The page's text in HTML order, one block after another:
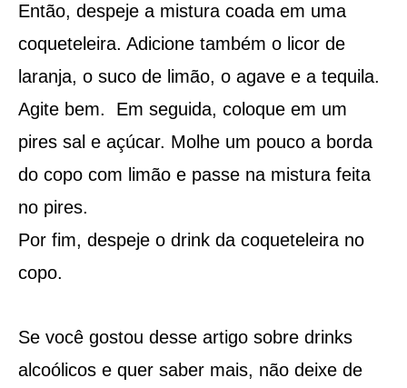
Então, despeje a mistura coada em uma
coqueteleira. Adicione também o licor de
laranja, o suco de limão, o agave e a tequila.
Agite bem. Em seguida, coloque em um
pires sal e açúcar. Molhe um pouco a borda
do copo com limão e passe na mistura feita
no pires.
Por fim, despeje o drink da coqueteleira no
copo.
Se você gostou desse artigo sobre drinks
alcoólicos e quer saber mais, não deixe de